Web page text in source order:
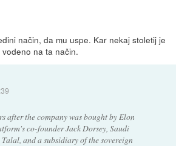
način, da mu uspe. Kar nekaj stoletij je
na ta način.
after the company was bought by Elon
co-founder Jack Dorsey, Saudi
and a subsidiary of the sovereign